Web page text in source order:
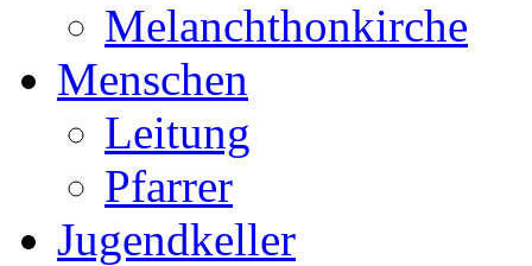
Melanchthonkirche
Menschen
Leitung
Pfarrer
Jugendkeller